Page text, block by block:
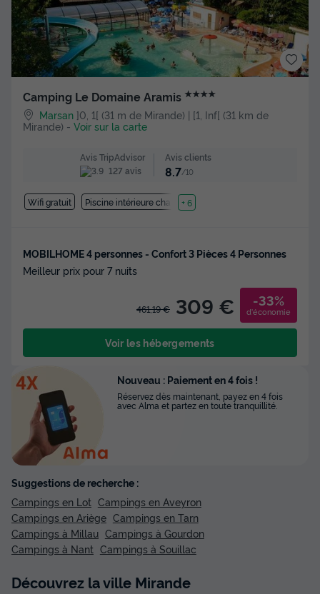
Camping Le Domaine Aramis ★★★★
Marsan ]0, 1[ (31 m de Mirande) | [1, Inf[ (31 km de
Mirande) - Voir sur la carte
Avis TripAdvisor
127 avis
Avis clients
8.7/10
Wifi gratuit Piscine intérieure chauffée
+ 6
MOBILHOME 4 personnes - Confort 3 Pièces 4 Personnes
Meilleur prix pour 7 nuits
461,19 € 309 € -33%
d'économie
Voir les hébergements
Nouveau : Paiement en 4 fois !
Réservez dès maintenant, payez en 4 fois
avec Alma et partez en toute tranquillité.
Suggestions de recherche :
Campings en Lot Campings en Aveyron
Campings en Ariège Campings en Tarn
Campings à Millau Campings à Gourdon
Campings à Nant Campings à Souillac
Découvrez la ville Mirande